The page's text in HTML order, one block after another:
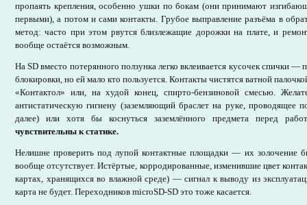
пропаять крепления, особенно ушки по бокам (они принимают
первыми), а потом и сами контакты. Грубое выправление разъёма в
метод: часто при этом рвутся близлежащие дорожки на плате, и
вообще остаётся возможным.
На SD вместо потерянного ползунка легко вклеивается кусочек спички —
блокировки, но ей мало кто пользуется. Контакты чистятся ватной
«Контактол» или, на худой конец, спирто-бензиновой смесью.
антистатическую гигиену (заземляющий браслет на руке, проводящее
далее) или хотя бы коснуться заземлённого предмета перед
чувствительны к статике.
Нелишне проверить под лупой контактные площадки — их золочение
вообще отсутствует. Истёртые, корродированные, изменившие цвет
картах, хранящихся во влажной среде) — сигнал к выводу из
карта не будет. Переходников microSD-SD это тоже касается.